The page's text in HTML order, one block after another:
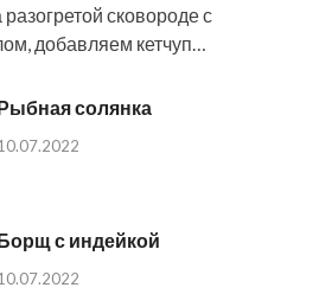
сковороде с
добавляем кетчуп…
солянка
с индейкой